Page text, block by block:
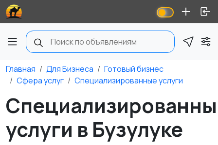
Главная Для Бизнеса
Готовый бизнес
Сфера услуг
Специализированные услуги
услуги в Бузулуке